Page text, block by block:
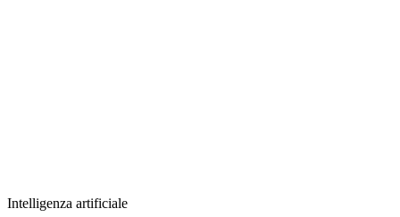
Intelligenza artificiale